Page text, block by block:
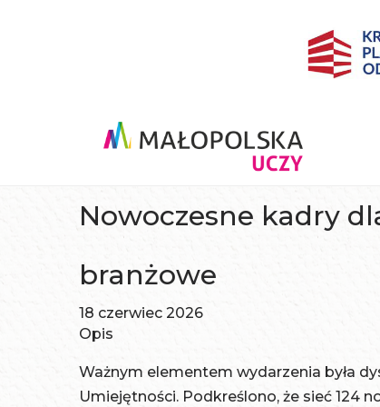
Nowoczesne kadry
branżowe
18 czerwiec 2026
Opis
Ważnym elementem wydarzenia była
Umiejętności. Podkreślono, że sieć 124